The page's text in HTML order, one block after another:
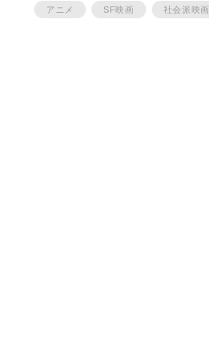
アニメ SF映画 社会派映画